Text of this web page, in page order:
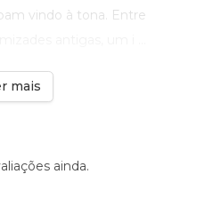
vindo à tona. Entre
mais
ainda.